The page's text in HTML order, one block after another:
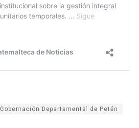
Gobernación Departamental de Petén